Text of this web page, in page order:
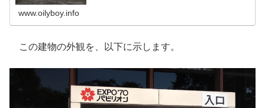
www.oilyboy.info
この建物の外観を、以下に示します。